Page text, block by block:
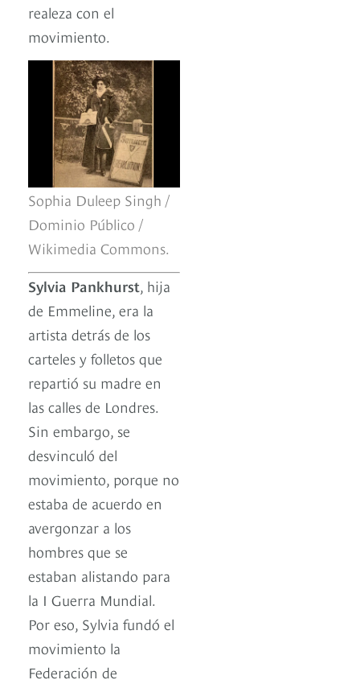
realeza con el
movimiento.
Sophia Duleep Singh /
Dominio Público /
Wikimedia Commons.
Sylvia Pankhurst , hija
de Emmeline, era la
artista detrás de los
carteles y folletos que
repartió su madre en
las calles de Londres.
Sin embargo, se
desvinculó del
movimiento, porque no
estaba de acuerdo en
avergonzar a los
hombres que se
estaban alistando para
la I Guerra Mundial.
Por eso, Sylvia fundó el
movimiento la
Federación de